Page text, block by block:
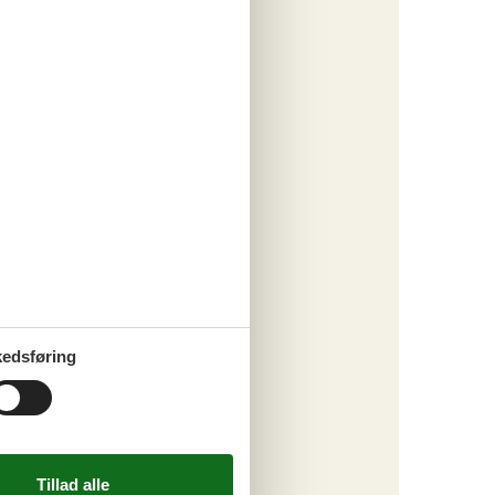
okt 26
*
2026